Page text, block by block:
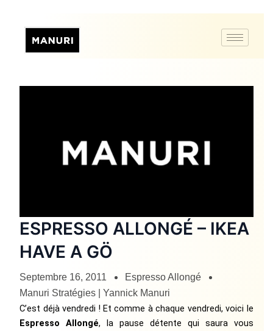
ESPRESSO ALLONGÉ – IKEA
HAVE A GÖ
Septembre 16, 2011
Espresso Allongé
Manuri Stratégies | Yannick Manuri
C’est déjà vendredi ! Et comme à chaque vendredi, voici le
Espresso Allongé, la pause détente qui saura vous